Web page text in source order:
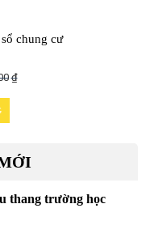
chung cư
₫
thang trường học